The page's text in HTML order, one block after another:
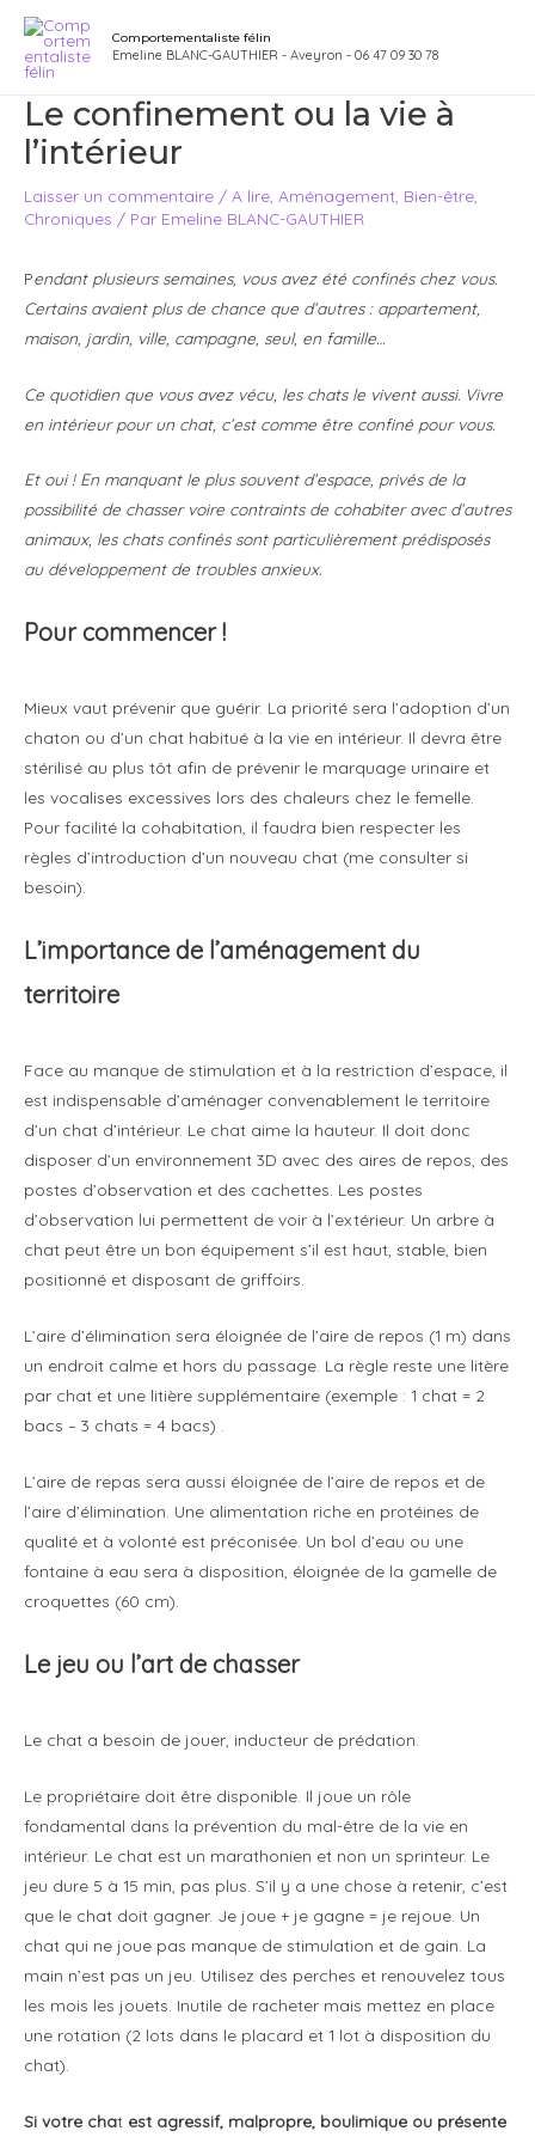
Aller
contenu
Comportementaliste félin
Emeline BLANC-GAUTHIER - Aveyron - 06 47 09 30 78
Le confinement ou la vie à
l’intérieur
Laisser un commentaire / A lire Aménagement Bien-être
Chroniques / Par Emeline BLANC-GAUTHIER
Pendant plusieurs semaines, vous avez été confinés chez vous.
Certains avaient plus de chance que d’autres : appartement,
maison, jardin, ville, campagne, seul, en famille…
Ce quotidien que vous avez vécu, les chats le vivent aussi. Vivre
en intérieur pour un chat, c’est comme être confiné pour vous.
Et oui ! En manquant le plus souvent d’espace, privés de la
possibilité de chasser voire contraints de cohabiter avec d’autres
animaux, les chats confinés sont particulièrement prédisposés
au développement de troubles anxieux.
Pour commencer !
Mieux vaut prévenir que guérir. La priorité sera l’adoption d’un
chaton ou d’un chat habitué à la vie en intérieur. Il devra être
stérilisé au plus tôt afin de prévenir le marquage urinaire et
les vocalises excessives lors des chaleurs chez le femelle.
Pour facilité la cohabitation, il faudra bien respecter les
règles d’introduction d’un nouveau chat (me consulter si
besoin).
L’importance de l’aménagement du
territoire
Face au manque de stimulation et à la restriction d’espace, il
est indispensable d’aménager convenablement le territoire
d’un chat d’intérieur. Le chat aime la hauteur. Il doit donc
disposer d’un environnement 3D avec des aires de repos, des
postes d’observation et des cachettes. Les postes
d’observation lui permettent de voir à l’extérieur. Un arbre à
chat peut être un bon équipement s’il est haut, stable, bien
positionné et disposant de griffoirs.
L’aire d’élimination sera éloignée de l’aire de repos (1 m) dans
un endroit calme et hors du passage. La règle reste une litère
par chat et une litière supplémentaire (exemple : 1 chat = 2
bacs – 3 chats = 4 bacs) .
L’aire de repas sera aussi éloignée de l’aire de repos et de
l’aire d’élimination. Une alimentation riche en protéines de
qualité et à volonté est préconisée. Un bol d’eau ou une
fontaine à eau sera à disposition, éloignée de la gamelle de
croquettes (60 cm).
Le jeu ou l’art de chasser
Le chat a besoin de jouer, inducteur de prédation.
Le propriétaire doit être disponible. Il joue un rôle
fondamental dans la prévention du mal-être de la vie en
intérieur. Le chat est un marathonien et non un sprinteur. Le
jeu dure 5 à 15 min, pas plus. S’il y a une chose à retenir, c’est
que le chat doit gagner. Je joue + je gagne = je rejoue. Un
chat qui ne joue pas manque de stimulation et de gain. La
main n’est pas un jeu. Utilisez des perches et renouvelez tous
les mois les jouets. Inutile de racheter mais mettez en place
une rotation (2 lots dans le placard et 1 lot à disposition du
chat).
Si votre chat est agressif, malpropre, boulimique ou présente
Navigation
des
articles